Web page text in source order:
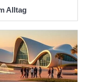
Alltag